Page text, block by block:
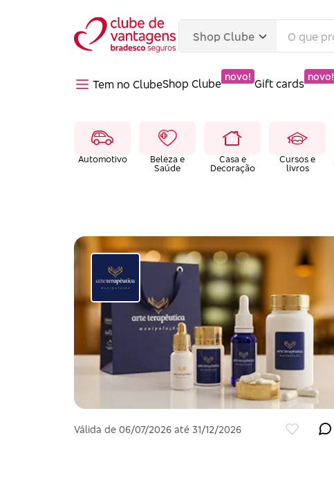
Tem no ClubeShop Clube
novo!
Gift cards
novo!
Automotivo
Beleza e
Saúde
Casa e
Decoração
Cursos e
livros
Válida de 06/07/2026 até 31/12/2026